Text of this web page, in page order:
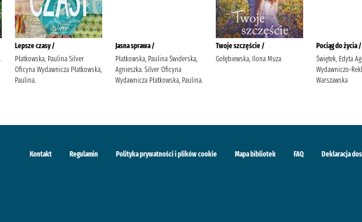
Lepsze czasy /
Płatkowska, Paulina Silver
Oficyna Wydawnicza Płatkowska,
Paulina.
Jasna sprawa /
Płatkowska, Paulina Świderska,
Agnieszka. Silver Oficyna
Wydawnicza Płatkowska, Paulina.
Twoje szczęście /
Gołębiewska, Ilona Muza
Pociąg do życia /
Świętek, Edyta
Wydawniczo-
Warszawska
Kontakt Regulamin Polityka prywatności i plików cookie Mapa bibliotek FAQ Deklaracja